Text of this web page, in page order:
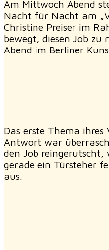
Am Mittwoch Abend
Nacht für Nacht am
Christine Preiser im
bewegt, diesen Job zu
Abend im Berliner
Das erste Thema
Antwort war
den Job reingerutscht,
gerade ein Türsteher
aus.